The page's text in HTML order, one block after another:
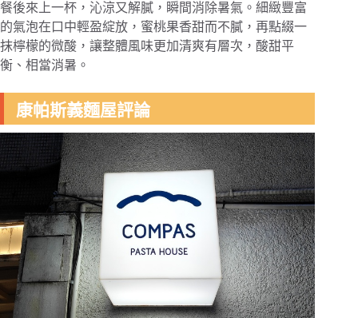
餐後來上一杯，沁涼又解膩，瞬間消除暑氣。細緻豐富
的氣泡在口中輕盈綻放，蜜桃果香甜而不膩，再點綴一
抹檸檬的微酸，讓整體風味更加清爽有層次，酸甜平
衡、相當消暑。
康帕斯義麵屋評論